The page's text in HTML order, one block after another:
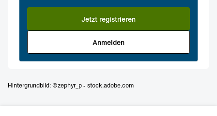
Jetzt registrieren
Anmelden
Hintergrundbild: ©zephyr_p - stock.adobe.com